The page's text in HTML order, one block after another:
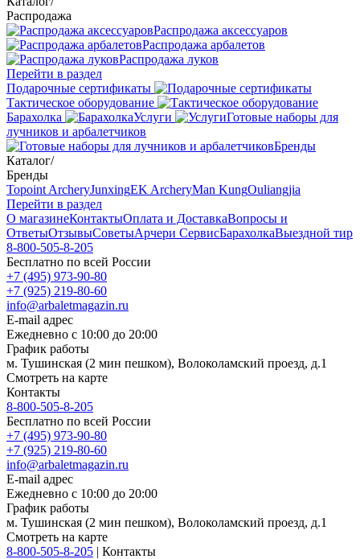
Распродажа
Распродажа аксессуаров
Распродажа арбалетов
Распродажа луков
Перейти в раздел
Подарочные сертификаты
Тактическое оборудование
Барахолка
Услуги
Готовые наборы для
лучников и арбалетчиков
Бренды
Каталог/
Бренды
Topoint ArcheryJunxingEK ArcheryMan KungOuliangjia
Перейти в раздел
О магазинеКонтактыОплата и ДоставкаВопросы и
ОтветыОтзывыСоветыАрчери СервисБарахолкаВыездной тир
8-800-505-8-205
Бесплатно по всей России
+7 (495) 973-90-80
+7 (925) 219-80-60
info@arbaletmagazin.ru
E-mail адрес
Ежедневно с 10:00 до 20:00
График работы
м. Тушинская (2 мин пешком), Волоколамский проезд, д.1
Смотреть на карте
Контакты
8-800-505-8-205
Бесплатно по всей России
+7 (495) 973-90-80
+7 (925) 219-80-60
info@arbaletmagazin.ru
E-mail адрес
Ежедневно с 10:00 до 20:00
График работы
м. Тушинская (2 мин пешком), Волоколамский проезд, д.1
Смотреть на карте
8-800-505-8-205 | Контакты